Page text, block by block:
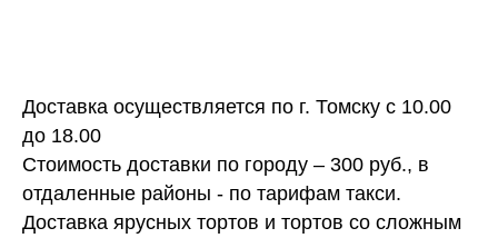
Доставка осуществляется по г. Томску с 10.00
до 18.00
Стоимость доставки по городу – 300 руб., в
отдаленные районы - по тарифам такси.
Доставка ярусных тортов и тортов со сложным